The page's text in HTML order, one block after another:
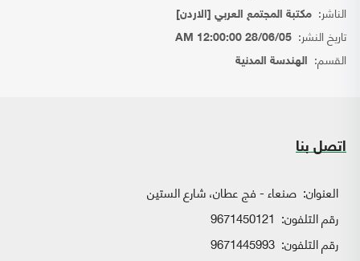
الناشر: مكتبة المجتمع العربي [الاردن]
تاريخ النشر: 28/06/05 12:00:00 AM
القسم: الهندسة المدنية
اتصل بنا
العنوان: صنعاء - فج عطان، شارع الستين
رقم التلفون: 9671450121
رقم التلفون: 9671445993